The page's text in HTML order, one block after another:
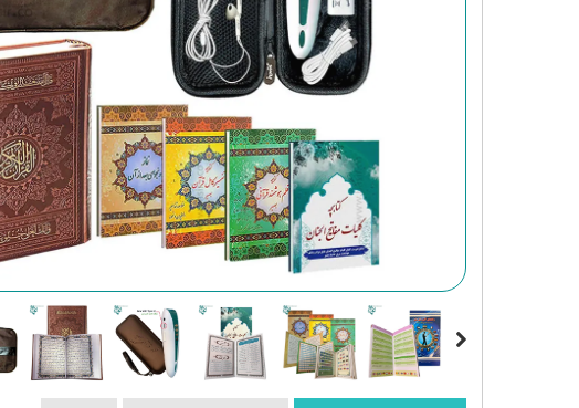
انواع مثنوی، بوستان و گلستان
کتب نفیس شعر و ادبیات